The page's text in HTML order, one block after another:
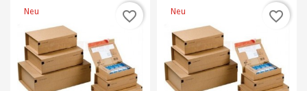
und
Verpackungen
für
Lebensmittel
Neu favorite_border Neu favorite_border